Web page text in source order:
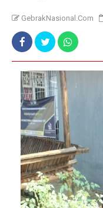
GebrakNasional.Com